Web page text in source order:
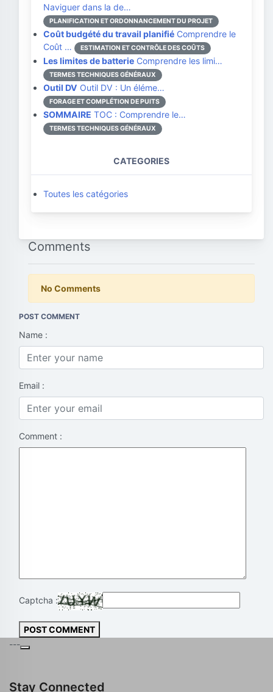
Naviguer dans la de…
PLANIFICATION ET ORDONNANCEMENT DU PROJET
Coût budgété du travail planifié Comprendre le
Coût …
ESTIMATION ET CONTRÔLE DES COÛTS
Les limites de batterie Comprendre les limi…
TERMES TECHNIQUES GÉNÉRAUX
Outil DV Outil DV : Un éléme…
FORAGE ET COMPLÉTION DE PUITS
SOMMAIRE TOC : Comprendre le…
TERMES TECHNIQUES GÉNÉRAUX
CATEGORIES
Toutes les catégories
Comments
No Comments
POST COMMENT
Name :
Email :
Comment :
Captcha :
POST COMMENT
---
Stay Connected